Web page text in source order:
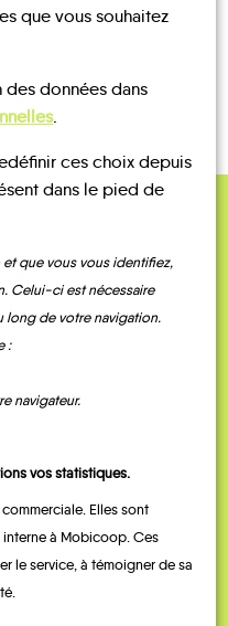
train, mais le
est toujours
testé Rezo
que vous souhaitez
données dans
.
ces choix depuis
dans le pied de
et que vous vous identifiez,
Celui-ci est nécessaire
long de votre navigation.
:
navigateur.
vos statistiques.
Elles sont
interne à Mobicoop. Ces
le service, à témoigner de sa